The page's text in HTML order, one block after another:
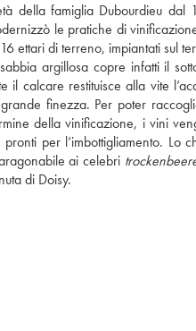
della famiglia Dubourdieu dal
le pratiche di
ettari di terreno, impiantati sul
argillosa copre infatti il
il calcare restituisce alla vite
finezza. Per poter
della vinificazione, i vini
per l’imbottigliamento. Lo
ai celebri
di Doisy.